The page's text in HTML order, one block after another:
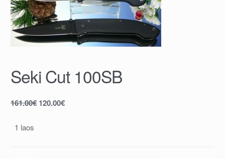
Seki Cut 100SB
161.00€ 120.00€
1 laos